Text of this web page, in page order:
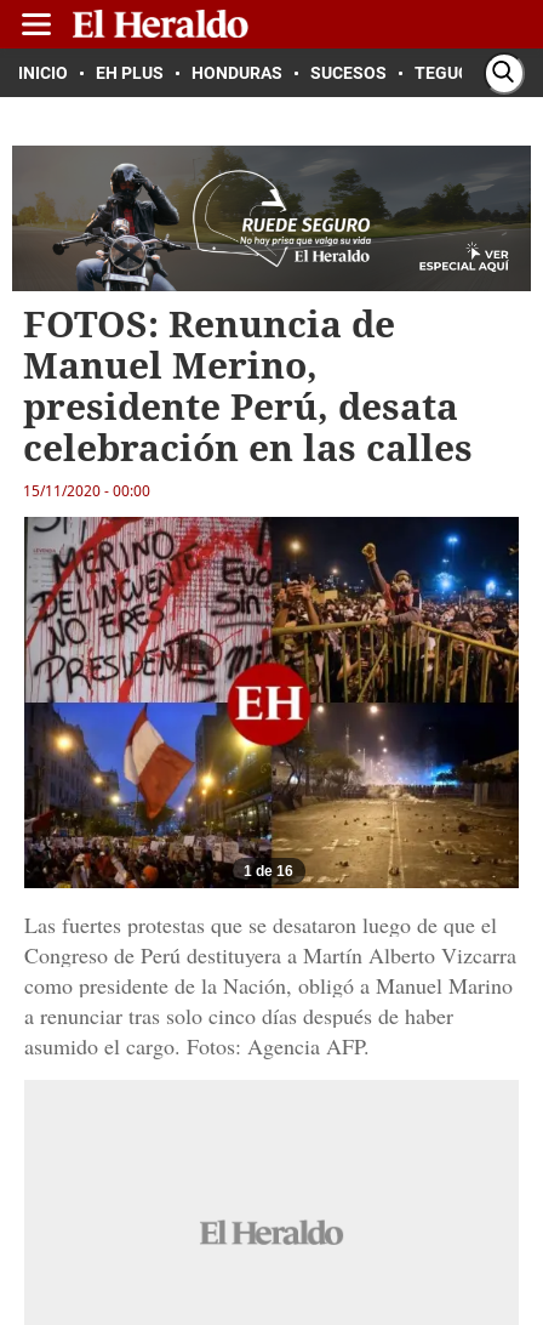
INICIO EH PLUS HONDURAS SUCESOS TEGUCIGALPA
FOTOS: Renuncia de
Manuel Merino,
presidente Perú, desata
celebración en las calles
15/11/2020 - 00:00
1 de 16
Las fuertes protestas que se desataron luego de que el
Congreso de Perú destituyera a Martín Alberto Vizcarra
como presidente de la Nación, obligó a Manuel Marino
a renunciar tras solo cinco días después de haber
asumido el cargo. Fotos: Agencia AFP.